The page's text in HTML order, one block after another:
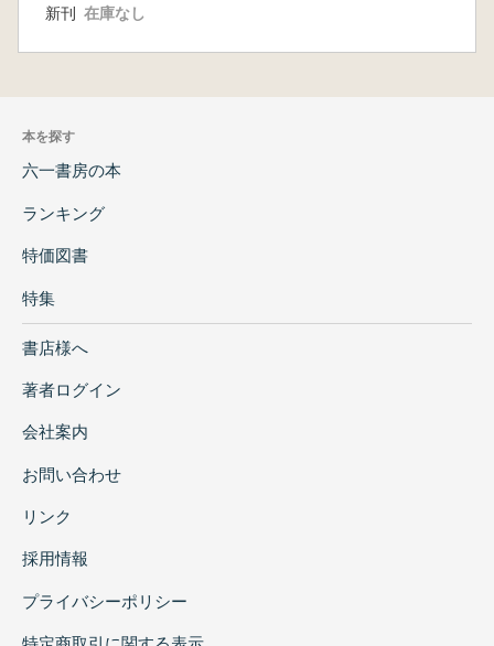
新刊 在庫なし
本を探す
六一書房の本
ランキング
特価図書
特集
書店様へ
著者ログイン
会社案内
お問い合わせ
リンク
採用情報
プライバシーポリシー